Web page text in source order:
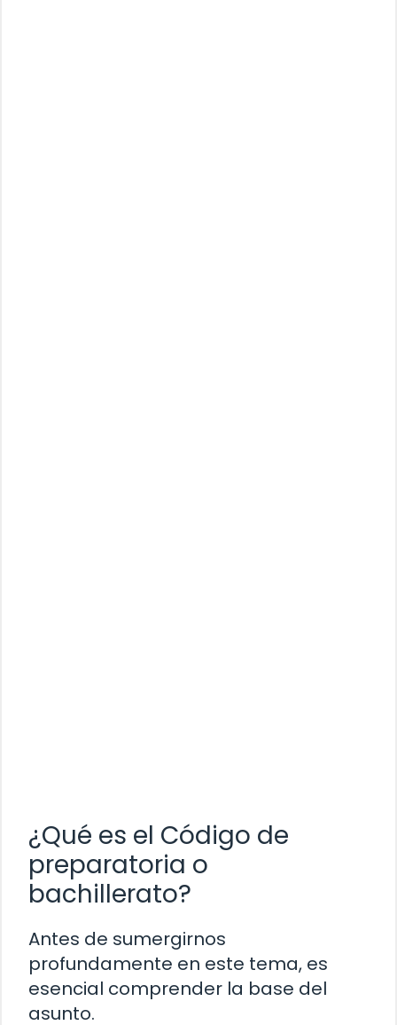
¿Qué es el Código de
preparatoria o
bachillerato?
Antes de sumergirnos
profundamente en este tema, es
esencial comprender la base del
asunto.